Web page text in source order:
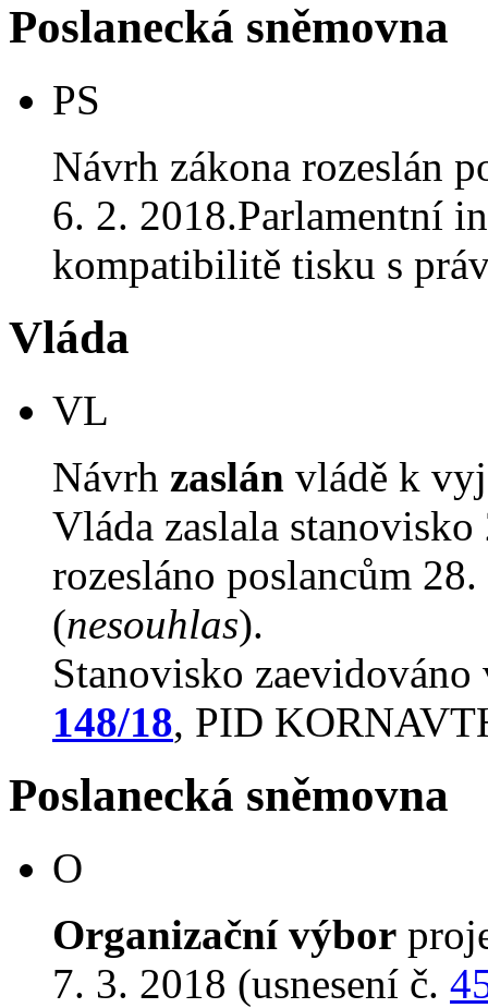
Poslanecká sněmovna
PS
Návrh zákona rozeslán
6. 2. 2018.Parlamentní
kompatibilitě tisku s
Vláda
VL
Návrh zaslán vládě k
Vláda zaslala
rozesláno poslancům
(nesouhlas).
Stanovisko
148/18, PID
Poslanecká sněmovna
O
Organizační výbor
7. 3. 2018 (usnesení č.